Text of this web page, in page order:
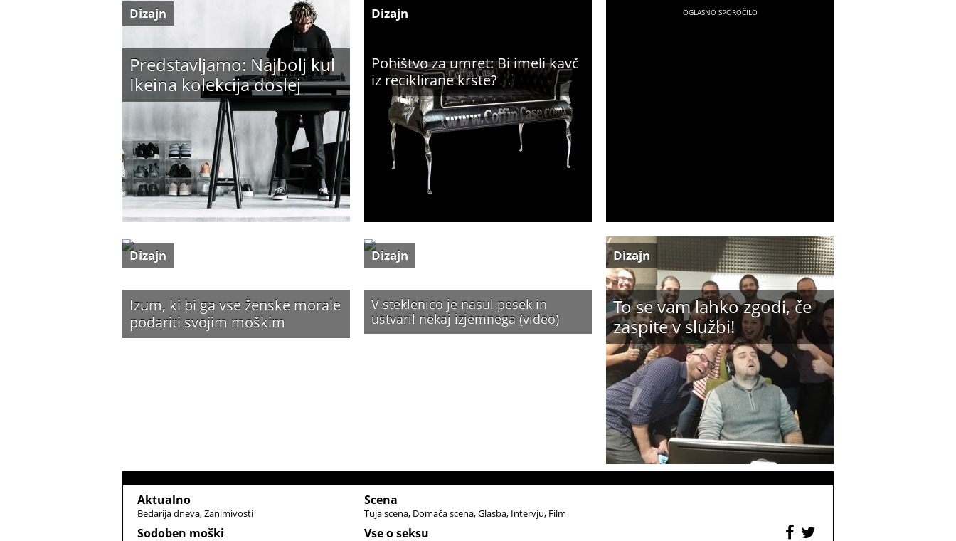
Predstavljamo: Najbolj kul
Ikeina kolekcija doslej
Dizajn
Pohištvo za umret: Bi imeli kavč
iz reciklirane krste?
Dizajn
Izum, ki bi ga vse ženske morale
podariti svojim moškim
Dizajn
V steklenico je nasul pesek in
ustvaril nekaj izjemnega (video)
Dizajn
To se vam lahko zgodi, če
zaspite v službi!
Dizajn
Aktualno
Bedarija dneva Zanimivosti
Sodoben moški
Scena
Tuja scena Domača scena Glasba Intervju Film
Vse o seksu